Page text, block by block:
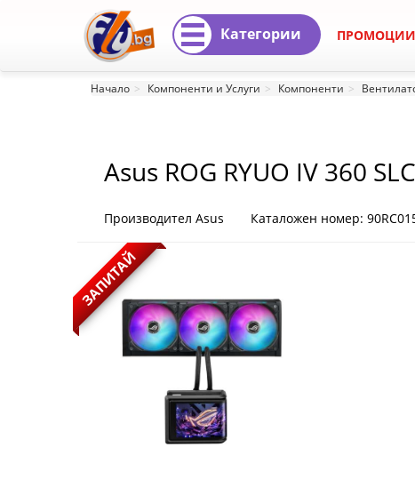
Asus
IV
360
SLC
ARGB
90RC0151-
B0EAY0
Fly.bg
Категории ПРОМОЦИИ
Начало Компоненти и Услуги Компоненти
Asus ROG RYUO IV 360
Производител Asus Каталожен номер:
ЗАПИТАЙ